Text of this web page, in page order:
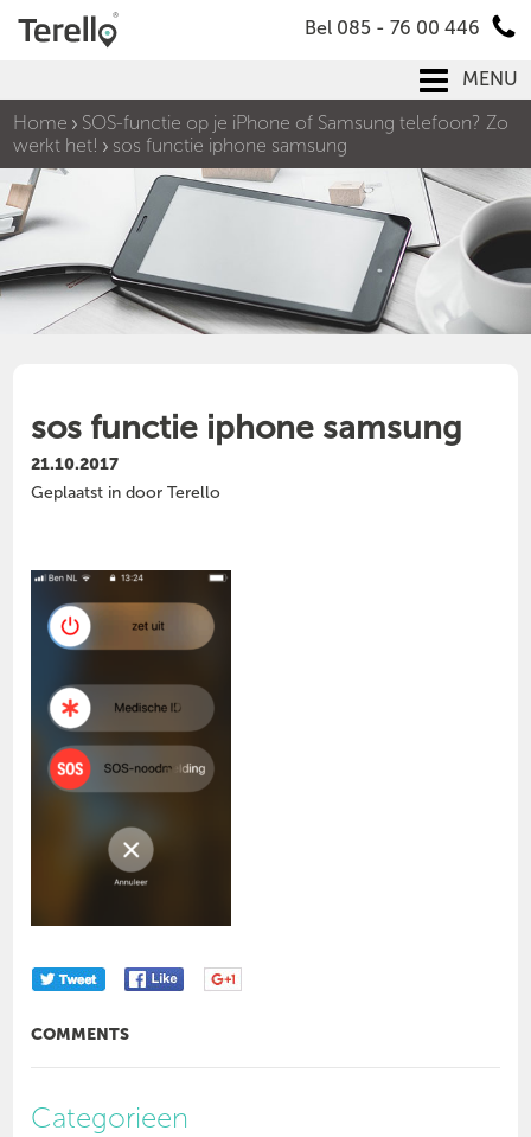
Bel 085 - 76 00 446
MENU
Home
SOS-functie op je iPhone of Samsung telefoon? Zo
werkt het!
sos functie iphone samsung
sos functie iphone samsung
21.10.2017
Geplaatst in door Terello
COMMENTS
Categorieen